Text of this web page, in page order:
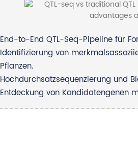
End-to-End QTL-Seq-Pipeline für
Identifizierung von
Pflanzen.
Hochdurchsatzsequenzierung und
Entdeckung von Kandidatengenen